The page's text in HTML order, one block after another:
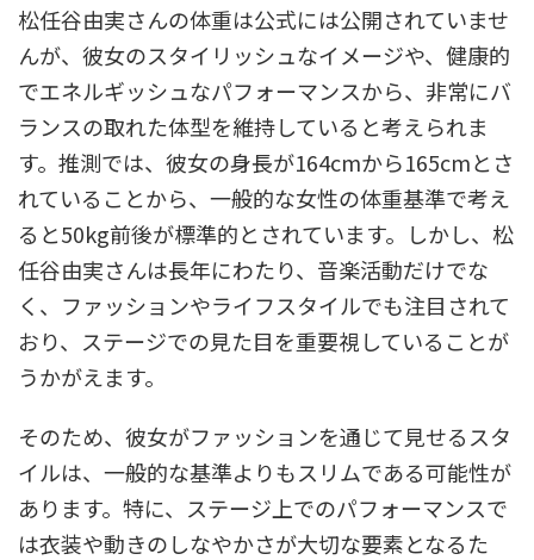
松任谷由実さんの体重は公式には公開されていませ
んが、彼女のスタイリッシュなイメージや、健康的
でエネルギッシュなパフォーマンスから、非常にバ
ランスの取れた体型を維持していると考えられま
す。推測では、彼女の身長が164cmから165cmとさ
れていることから、一般的な女性の体重基準で考え
ると50kg前後が標準的とされています。しかし、松
任谷由実さんは長年にわたり、音楽活動だけでな
く、ファッションやライフスタイルでも注目されて
おり、ステージでの見た目を重要視していることが
うかがえます。
そのため、彼女がファッションを通じて見せるスタ
イルは、一般的な基準よりもスリムである可能性が
あります。特に、ステージ上でのパフォーマンスで
は衣装や動きのしなやかさが大切な要素となるた